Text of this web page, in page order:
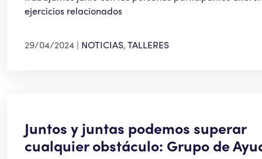
ejercicios relacionados
29/04/2024 NOTICIAS,TALLERES
Juntos y juntas podemos superar
cualquier obstáculo: Grupo de